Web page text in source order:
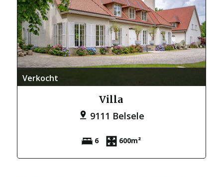
Verkocht
Villa
9111 Belsele
6 600m²